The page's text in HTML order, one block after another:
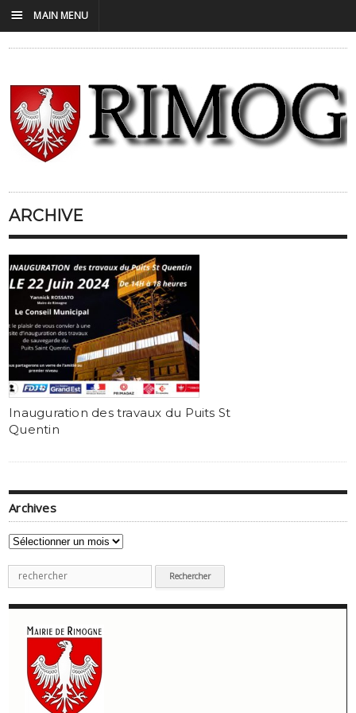
ARCHIVE
Inauguration des travaux du Puits St
Quentin
Archives
Archives
Recherche
pour
:
☰ MAIN MENU